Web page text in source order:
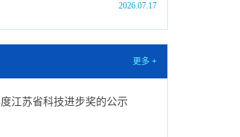
2026.07.17
更多 +
江苏省科技进步奖的公示